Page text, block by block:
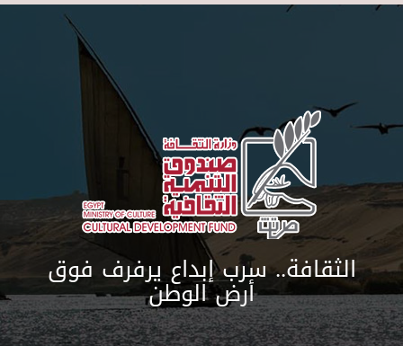
Skip to main content
الثقافة.. سرب إبداع يرفرف فوق
أرض الوطن